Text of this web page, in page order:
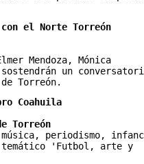
el Norte Torreón
Mendoza, Mónica
un
Torreón.
Coahuila
Torreón
periodismo,
'Futbol, arte y